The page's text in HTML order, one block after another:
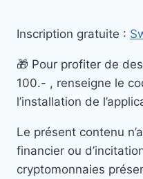
Inscription gratuite :
🎁 Pour profiter de
100.- , renseigne le
l’installation de
Le présent contenu
financier ou
cryptomonnaies